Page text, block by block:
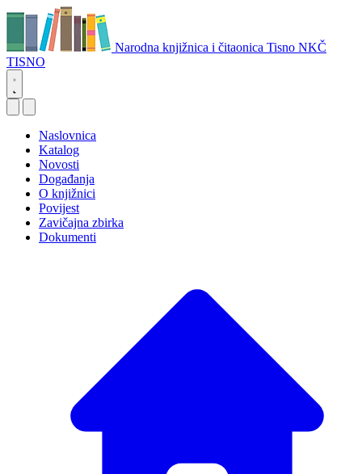
Narodna knjižnica i čitaonica Tisno NKČ
TISNO
Naslovnica
Katalog
Novosti
Događanja
O knjižnici
Povijest
Zavičajna zbirka
Dokumenti